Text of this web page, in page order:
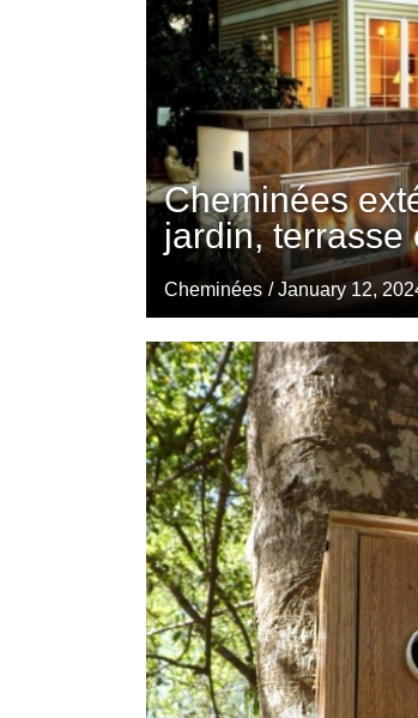
Cheminées
jardin, terrasse
Cheminées / January 12,